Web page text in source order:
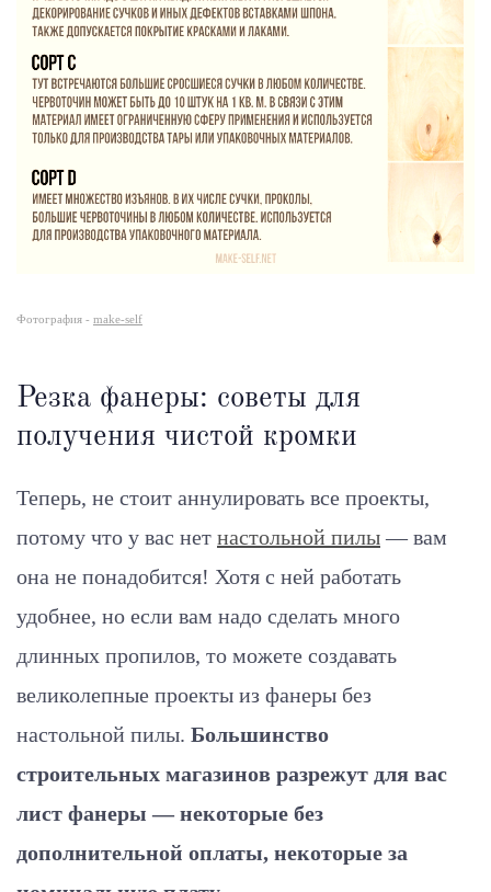
Фотография - make-self
Резка фанеры: советы для
получения чистой кромки
Теперь, не стоит аннулировать все проекты,
потому что у вас нет настольной пилы— вам
она не понадобится! Хотя с ней работать
удобнее, но если вам надо сделать много
длинных пропилов, то можете создавать
великолепные проекты из фанеры без
настольной пилы. Большинство
строительных магазинов разрежут для вас
лист фанеры — некоторые без
дополнительной оплаты, некоторые за